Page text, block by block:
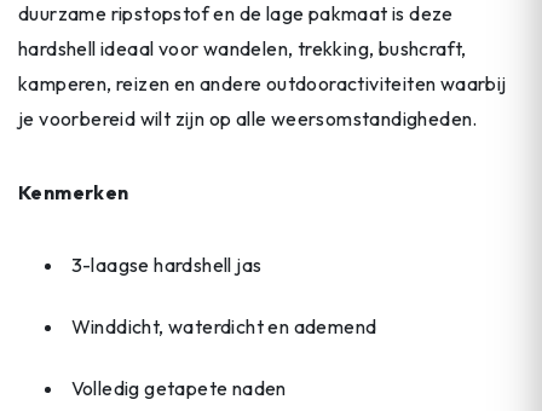
duurzame ripstopstof en de lage pakmaat is deze
hardshell ideaal voor wandelen, trekking, bushcraft,
kamperen, reizen en andere outdooractiviteiten waarbij
je voorbereid wilt zijn op alle weersomstandigheden.
Kenmerken
3-laagse hardshell jas
Winddicht, waterdicht en ademend
Volledig getapete naden